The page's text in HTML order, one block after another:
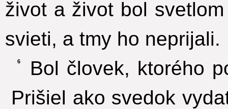
život a život bol
svieti, a tmy ho neprijali.
6
Bol človek, ktorého
Prišiel ako svedok